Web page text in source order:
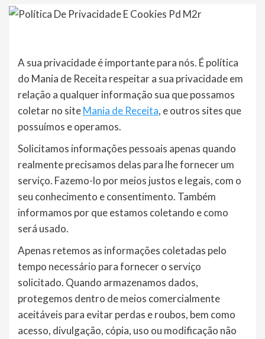
A sua privacidade é importante para nós. É política
do Mania de Receita respeitar a sua privacidade em
relação a qualquer informação sua que possamos
coletar no siteMania de Receita, e outros sites que
possuímos e operamos.
Solicitamos informações pessoais apenas quando
realmente precisamos delas para lhe fornecer um
serviço. Fazemo-lo por meios justos e legais, com o
seu conhecimento e consentimento. Também
informamos por que estamos coletando e como
será usado.
Apenas retemos as informações coletadas pelo
tempo necessário para fornecer o serviço
solicitado. Quando armazenamos dados,
protegemos dentro de meios comercialmente
aceitáveis ​​para evitar perdas e roubos, bem como
acesso, divulgação, cópia, uso ou modificação não